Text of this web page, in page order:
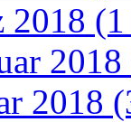
2018
2018